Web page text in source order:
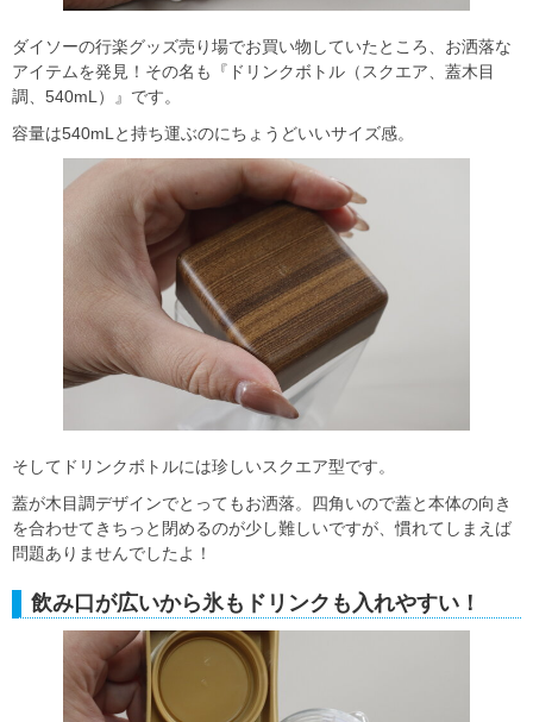
ダイソーの行楽グッズ売り場でお買い物していたところ、お洒落な
アイテムを発見！その名も『ドリンクボトル（スクエア、蓋木目
調、540mL）』です。
容量は540mLと持ち運ぶのにちょうどいいサイズ感。
そしてドリンクボトルには珍しいスクエア型です。
蓋が木目調デザインでとってもお洒落。四角いので蓋と本体の向き
を合わせてきちっと閉めるのが少し難しいですが、慣れてしまえば
問題ありませんでしたよ！
飲み口が広いから氷もドリンクも入れやすい！